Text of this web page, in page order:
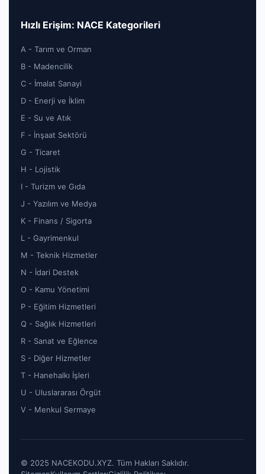
Hızlı Erişim: NACE Kategorileri
A - Tarım ve Orman
B - Madencilik
C - İmalat Sanayi
D - Enerji ve İklim
E - Su ve Atık
F - İnşaat Sektörü
G - Ticaret
H - Lojistik
I - Turizm ve Gıda
J - Yazılım ve Medya
K - Finans / Sigorta
L - Gayrimenkul
M - Teknik Hizmetler
N - İdari Destek
O - Kamu Yönetimi
P - Eğitim Hizmetleri
Q - Sağlık Hizmetleri
R - Sanat ve Eğlence
S - Diğer Hizmetler
T - Hanehalkı İşleri
U - Uluslararası Örgüt
V - Menkul Sermaye
© 2025 NACEKODU.XYZ. Tüm Hakları Saklıdır.